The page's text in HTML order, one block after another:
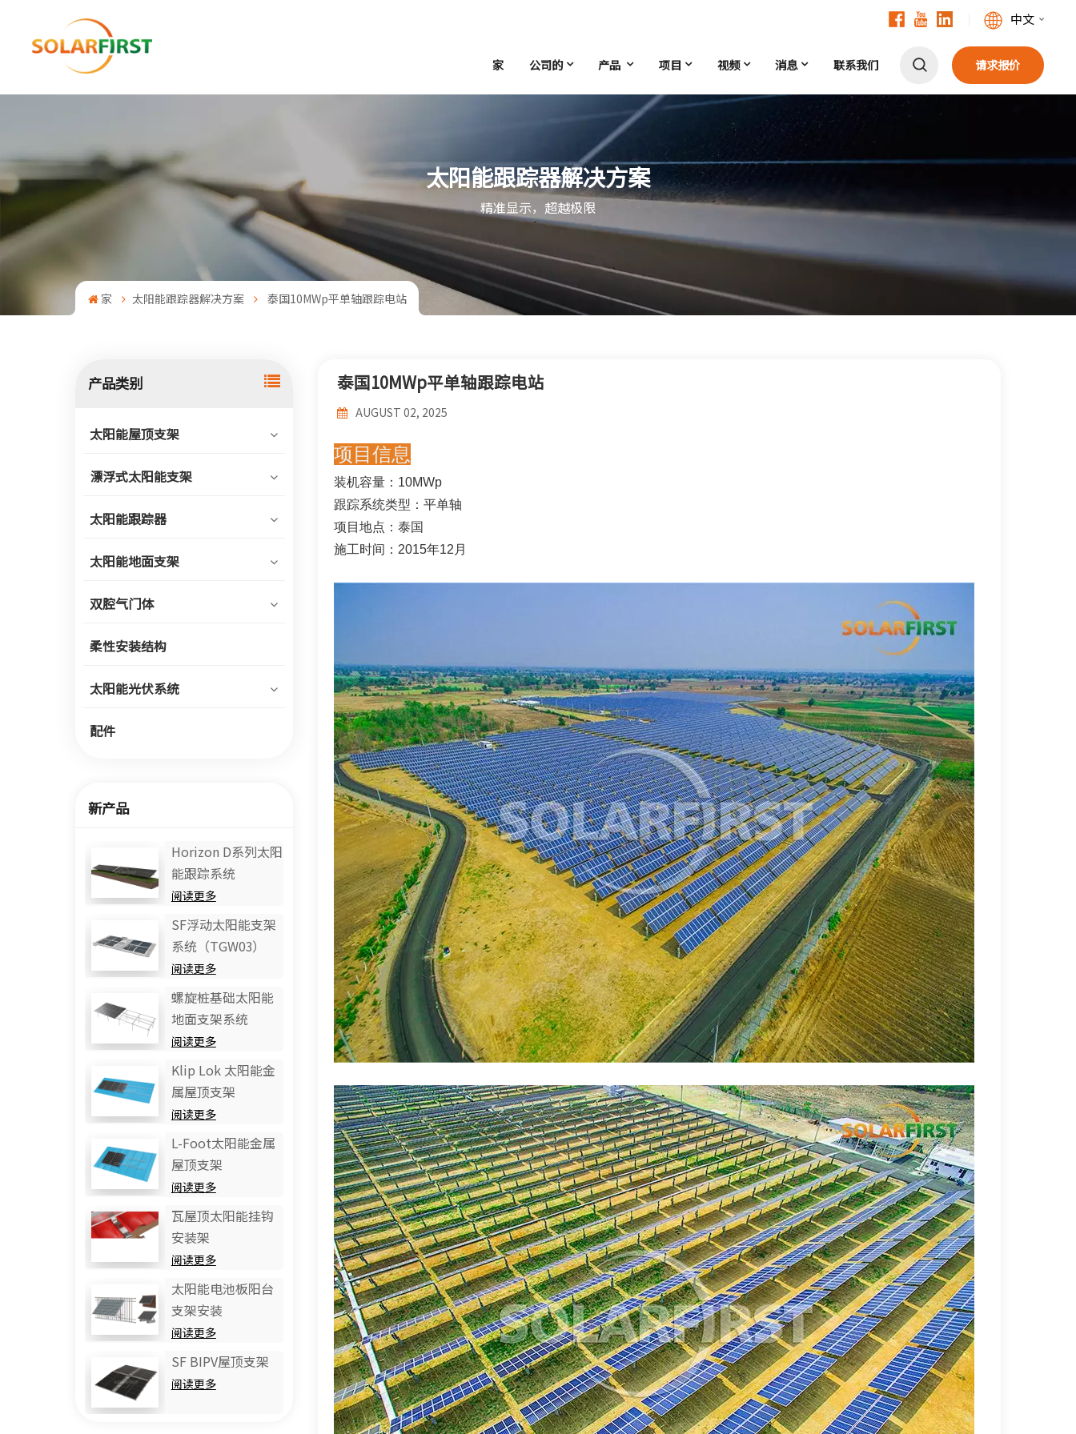
中文
Deutsch
Español
家 公司的 产品 项目 视频 消息 联系我们 请求报价
太阳能跟踪器解决方案
精准显示，超越极限
家 太阳能跟踪器解决方案 泰国10MWp平单轴跟踪电站
产品类别
太阳能屋顶支架
漂浮式太阳能支架
太阳能跟踪器
太阳能地面支架
双腔气门体
柔性安装结构
太阳能光伏系统
配件
新产品
Horizo​​n D系列太阳
能跟踪系统
阅读更多
SF浮动太阳能支架
系统（TGW03）
阅读更多
螺旋桩基础太阳能
地面支架系统
阅读更多
Klip Lok 太阳能金
属屋顶支架
阅读更多
L-Foot太阳能金属
屋顶支架
阅读更多
瓦屋顶太阳能挂钩
安装架
阅读更多
太阳能电池板阳台
支架安装
阅读更多
SF BIPV屋顶支架
阅读更多
泰国10MWp平单轴跟踪电站
AUGUST 02, 2025
项目信息
装机容量：10MWp
跟踪系统类型：平单轴
项目地点：泰国
施工时间：2015年12月